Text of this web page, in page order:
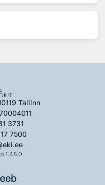
Tallinn
3731
7500
1.48.0